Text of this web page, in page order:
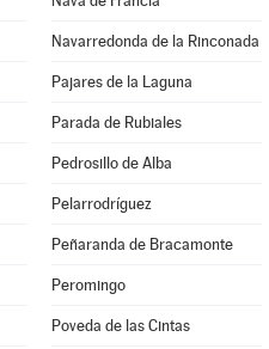
Navarredonda de la Rinconada
Pajares de la Laguna
Parada de Rubiales
Pedrosillo de Alba
Pelarrodríguez
Peñaranda de Bracamonte
Peromingo
Poveda de las Cintas